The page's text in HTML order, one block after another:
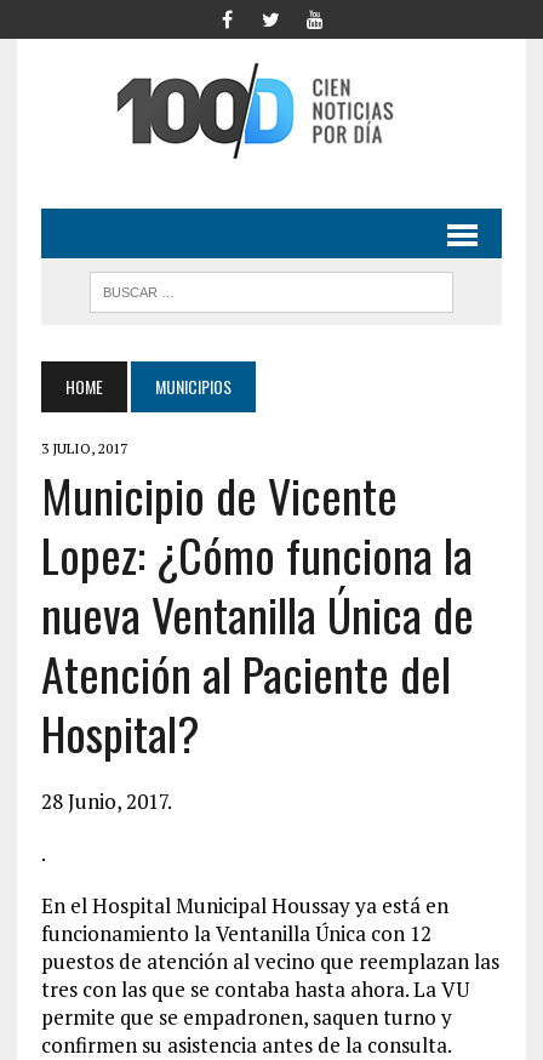
HOME MUNICIPIOS
3 JULIO, 2017
Municipio de Vicente
Lopez: ¿Cómo funciona la
nueva Ventanilla Única de
Atención al Paciente del
Hospital?
28 Junio, 2017.
.
En el Hospital Municipal Houssay ya está en
funcionamiento la Ventanilla Única con 12
puestos de atención al vecino que reemplazan las
tres con las que se contaba hasta ahora. La VU
permite que se empadronen, saquen turno y
confirmen su asistencia antes de la consulta.